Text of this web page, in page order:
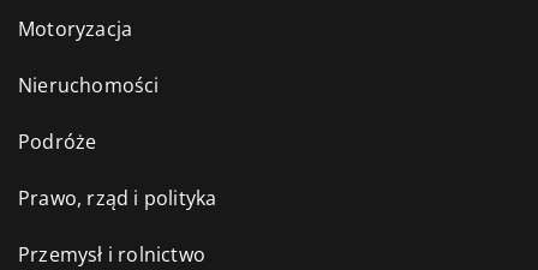
Motoryzacja
Nieruchomości
Podróże
Prawo, rząd i polityka
Przemysł i rolnictwo